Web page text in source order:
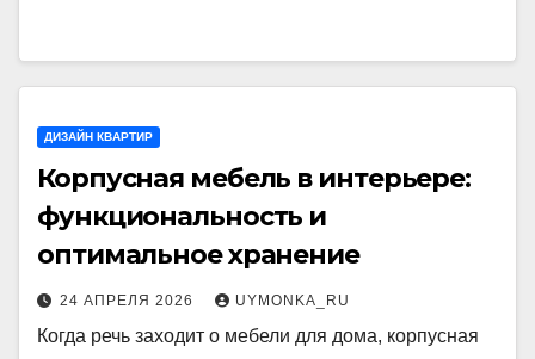
ДИЗАЙН КВАРТИР
Корпусная мебель в интерьере:
функциональность и
оптимальное хранение
24 АПРЕЛЯ 2026 UYMONKA_RU
Когда речь заходит о мебели для дома, корпусная